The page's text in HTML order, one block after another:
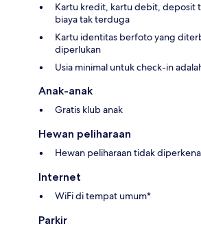
Kartu kredit, kartu debit, deposit
biaya tak terduga
Kartu identitas berfoto yang
diperlukan
Usia minimal untuk check-in
Anak-anak
Gratis klub anak
Hewan peliharaan
Hewan peliharaan tidak
Internet
WiFi di tempat umum*
Parkir